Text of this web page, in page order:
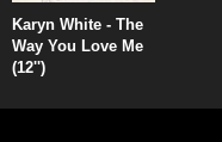
Karyn White - The
Way You Love Me
(12'')